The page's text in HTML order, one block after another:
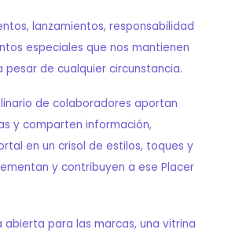
lanzamientos, responsabilidad
especiales que nos mantienen
de cualquier circunstancia.
de colaboradores aportan
y comparten información,
en un crisol de estilos, toques y
y contribuyen a ese Placer
abierta para las marcas, una vitrina